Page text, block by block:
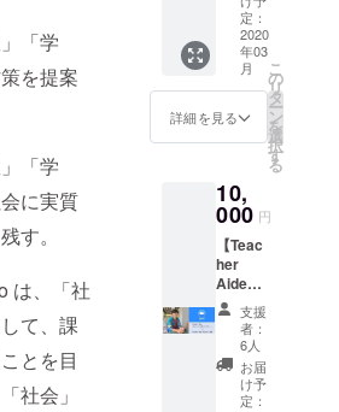
「学
を提案
「学
に実質
す。
は、「社
て、課
とを目
社会」
関西で
の開催
が主で
す。ご
希望が
あれば
ぎ致し
ます
が、す
べての
コンテ
ンツを
お繋ぎ
できる
とは限
りませ
んので
ご了承
おりま
す。 美
術を専
攻する
学生に
よるデ
上がり
になる
お約束
しま
す。
の先生
を助け
たい」
という
想いは
私たち
学生だ
なく、
教育関
係者を
始め、
子ども
を学校
に託す
保護者
方々、
地域の
方々、
定：
2020
年03
月
詳細を見る
こ
の
リ
タ
ー
ン
を
選
択
す
る
10,
000 円
【Teac
her
Aideメ
ンバー
による
オンラ
インイ
ンタ
ビュー
支援
者：
6人
お届
け予
定：